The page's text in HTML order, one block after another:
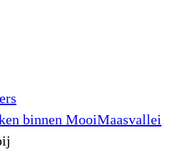
binnen MooiMaasvallei